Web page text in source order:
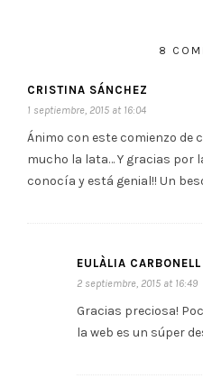
8
CRISTINA SÁNCHEZ
1 septiembre, 2015 at 16:04
Ánimo con este comienzo de
mucho la lata… Y gracias por
conocía y está genial!! Un
EULÀLIA CARBONELL
2 septiembre, 2015 at 16:49
Gracias preciosa!
la web es un súper